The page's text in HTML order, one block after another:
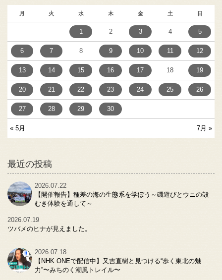
月 火 水 木 金 土 日
« 5月 7月 »
1 2 3 4 5
6 7 8 9 10 11 12
13 14 15 16 17 18 19
20 21 22 23 24 25 26
27 28 29 30
最近の投稿
2026.07.22
【開催報告】種差の海の生態系を学ぼう～磯遊びとウニの殻
むき体験を通して～
2026.07.19
ツバメのヒナが見えました。
2026.07.18
【NHK ONEで配信中】又吉直樹と見つける“歩く東北の魅
力”〜みちのく潮風トレイル〜